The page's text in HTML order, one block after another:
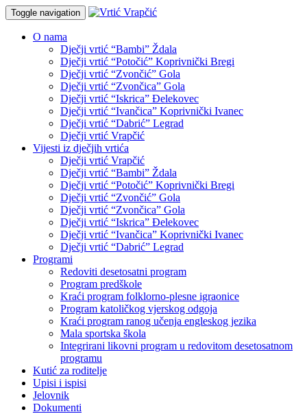
Toggle navigation
O nama
Dječji vrtić “Bambi” Ždala
Dječji vrtić “Potočić” Koprivnički Bregi
Dječji vrtić “Zvončić” Gola
Dječji vrtić “Zvončica” Gola
Dječji vrtić “Iskrica” Đelekovec
Dječji vrtić “Ivančica” Koprivnički Ivanec
Dječji vrtić “Dabrić” Legrad
Dječji vrtić Vrapčić
Vijesti iz dječjih vrtića
Dječji vrtić Vrapčić
Dječji vrtić “Bambi” Ždala
Dječji vrtić “Potočić” Koprivnički Bregi
Dječji vrtić “Zvončić” Gola
Dječji vrtić “Zvončica” Gola
Dječji vrtić “Iskrica” Đelekovec
Dječji vrtić “Ivančica” Koprivnički Ivanec
Dječji vrtić “Dabrić” Legrad
Programi
Redoviti desetosatni program
Program predškole
Kraći program folklorno-plesne igraonice
Program katoličkog vjerskog odgoja
Kraći program ranog učenja engleskog jezika
Mala sportska škola
Integrirani likovni program u redovitom desetosatnom
programu
Kutić za roditelje
Upisi i ispisi
Jelovnik
Dokumenti